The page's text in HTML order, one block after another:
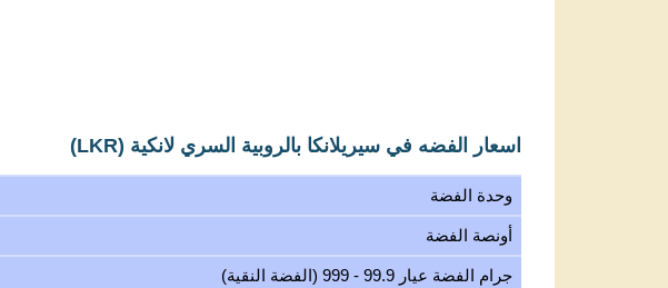
اسعار الفضه في سيريلانكا بالروبية السري لانكية (LKR)
وحدة الفضة
أونصة الفضة
جرام الفضة عيار 99.9 - 999 (الفضة النقية)